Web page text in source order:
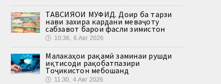
ТАВСИЯҲОИ МУФИД. Доир ба тарзи
нави захира кардани меваҷоту
сабзавот барои фасли зимистон
🕔 10:36, 6.Авг 2026
Малакаҳои рақамӣ заминаи рушди
иқтисоди рақобатпазири
Тоҷикистон мебошанд
🕔 11:30, 4.Авг 2026